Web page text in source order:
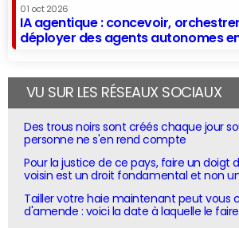
01 oct 2026
IA agentique : concevoir,
déployer des agents autonomes
VU SUR LES RÉSEAUX SOCIAUX
Des trous noirs sont créés chaque jour
personne ne s'en rend compte
Pour la justice de ce pays, faire un doigt
voisin est un droit fondamental et non
Tailler votre haie maintenant peut vous
d'amende : voici la date à laquelle le faire